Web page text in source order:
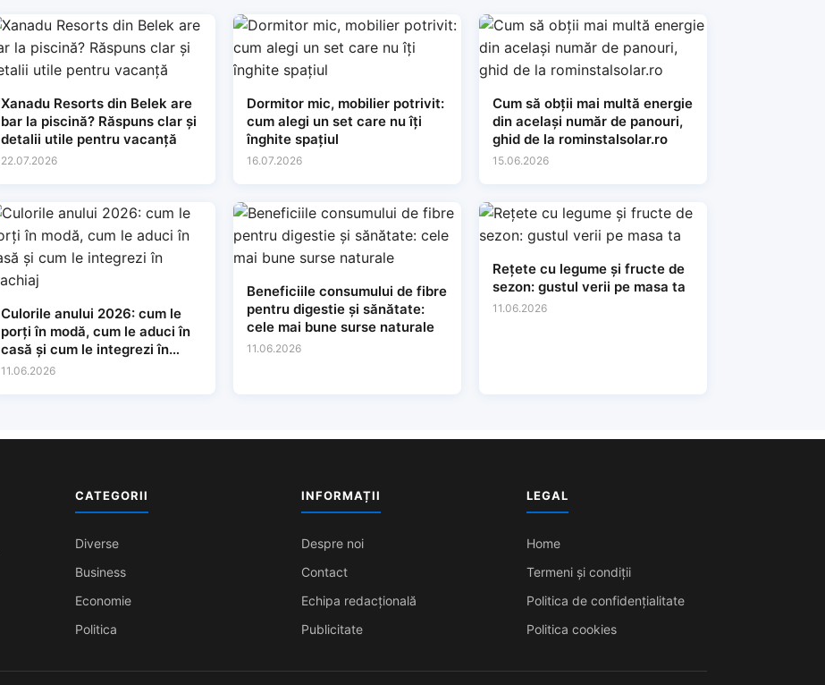
Xanadu Resorts din Belek are
bar la piscină? Răspuns clar și
detalii utile pentru vacanță
22.07.2026
Dormitor mic, mobilier potrivit:
cum alegi un set care nu îți
înghite spațiul
16.07.2026
Cum să obții mai multă energie
din același număr de panouri,
ghid de la rominstalsolar.ro
15.06.2026
Culorile anului 2026: cum le
porți în modă, cum le aduci în
casă și cum le integrezi în
machiaj
11.06.2026
Beneficiile consumului de fibre
pentru digestie și sănătate:
cele mai bune surse naturale
11.06.2026
Rețete cu legume și fructe de
sezon: gustul verii pe masa ta
11.06.2026
CATEGORII
Diverse
Business
Economie
Politica
INFORMAȚII
Despre noi
Contact
Echipa redacțională
Publicitate
LEGAL
Home
Termeni și condiții
Politica de confidențialitate
Politica cookies